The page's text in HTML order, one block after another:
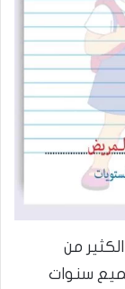
من
سنوات